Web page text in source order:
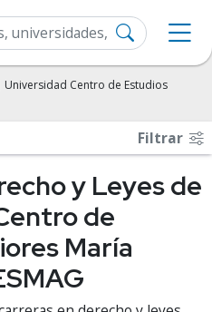
Universidad Centro de Estudios
Filtrar
y Leyes de
de
María